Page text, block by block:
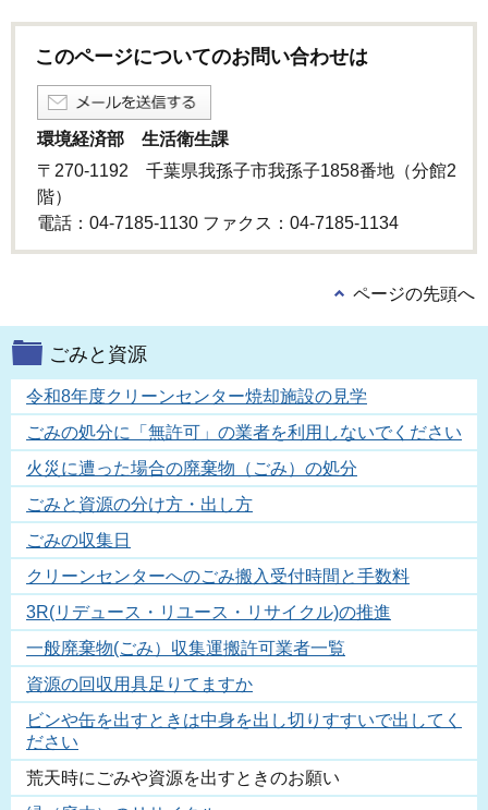
このページについてのお問い合わせは
環境経済部 生活衛生課
〒270-1192 千葉県我孫子市我孫子1858番地（分館2
階）
電話：04-7185-1130 ファクス：04-7185-1134
ページの先頭へ
ごみと資源
令和8年度クリーンセンター焼却施設の見学
ごみの処分に「無許可」の業者を利用しないでください
火災に遭った場合の廃棄物（ごみ）の処分
ごみと資源の分け方・出し方
ごみの収集日
クリーンセンターへのごみ搬入受付時間と手数料
3R(リデュース・リユース・リサイクル)の推進
一般廃棄物(ごみ）収集運搬許可業者一覧
資源の回収用具足りてますか
ビンや缶を出すときは中身を出し切りすすいで出してく
ださい
荒天時にごみや資源を出すときのお願い